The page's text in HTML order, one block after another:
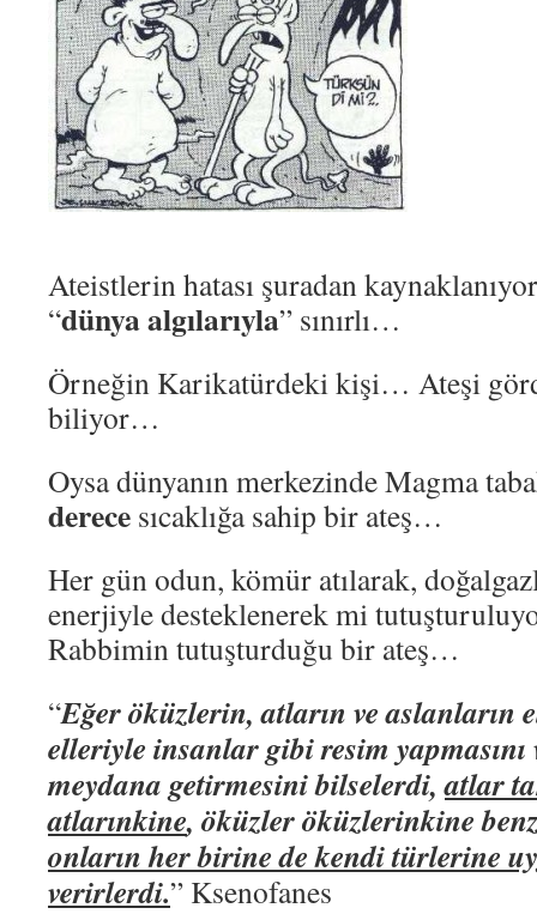
Ateistlerin hatası şuradan
“dünya algılarıyla” sınırlı…
Örneğin Karikatürdeki kişi… Ateşi
biliyor…
Oysa dünyanın merkezinde Magma
derece sıcaklığa sahip bir ateş…
Her gün odun, kömür atılarak,
enerjiyle desteklenerek mi
Rabbimin tutuşturduğu bir ateş…
“Eğer öküzlerin, atların ve aslanların
elleriyle insanlar gibi resim yapmasını
meydana getirmesini bilselerdi,atlar
atlarınkine, öküzler öküzlerinkine
onların her birine de kendi türlerine
verirlerdi.” Ksenofanes